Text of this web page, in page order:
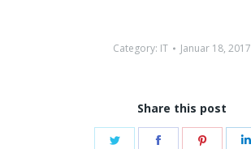
Category: IT Januar 18, 2017
Share this post
Share
Share
Share